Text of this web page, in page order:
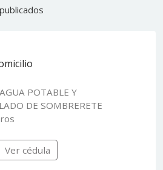
POTABLE Y
DE SOMBRERETE
Ver cédula